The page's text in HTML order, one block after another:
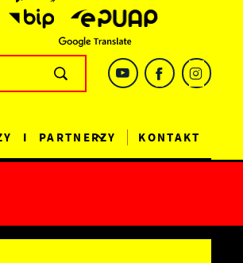
I PARTNERZY KONTAKT